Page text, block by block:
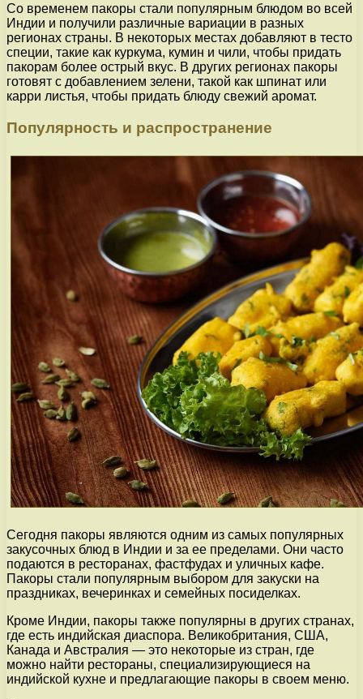
Со временем пакоры стали популярным блюдом во всей
Индии и получили различные вариации в разных
регионах страны. В некоторых местах добавляют в тесто
специи, такие как куркума, кумин и чили, чтобы придать
пакорам более острый вкус. В других регионах пакоры
готовят с добавлением зелени, такой как шпинат или
карри листья, чтобы придать блюду свежий аромат.
Популярность и распространение
Сегодня пакоры являются одним из самых популярных
закусочных блюд в Индии и за ее пределами. Они часто
подаются в ресторанах, фастфудах и уличных кафе.
Пакоры стали популярным выбором для закуски на
праздниках, вечеринках и семейных посиделках.
Кроме Индии, пакоры также популярны в других странах,
где есть индийская диаспора. Великобритания, США,
Канада и Австралия — это некоторые из стран, где
можно найти рестораны, специализирующиеся на
индийской кухне и предлагающие пакоры в своем меню.